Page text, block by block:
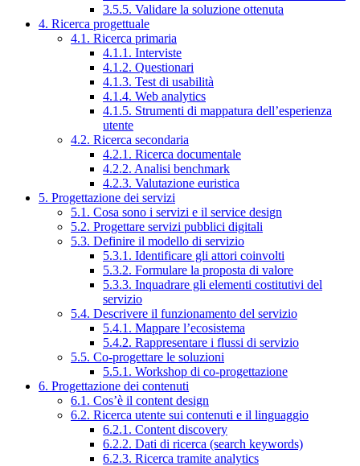
3.5.5. Validare la soluzione ottenuta
4. Ricerca progettuale
4.1. Ricerca primaria
4.1.1. Interviste
4.1.2. Questionari
4.1.3. Test di usabilità
4.1.4. Web analytics
4.1.5. Strumenti di mappatura dell’esperienza
utente
4.2. Ricerca secondaria
4.2.1. Ricerca documentale
4.2.2. Analisi benchmark
4.2.3. Valutazione euristica
5. Progettazione dei servizi
5.1. Cosa sono i servizi e il service design
5.2. Progettare servizi pubblici digitali
5.3. Definire il modello di servizio
5.3.1. Identificare gli attori coinvolti
5.3.2. Formulare la proposta di valore
5.3.3. Inquadrare gli elementi costitutivi del
servizio
5.4. Descrivere il funzionamento del servizio
5.4.1. Mappare l’ecosistema
5.4.2. Rappresentare i flussi di servizio
5.5. Co-progettare le soluzioni
5.5.1. Workshop di co-progettazione
6. Progettazione dei contenuti
6.1. Cos’è il content design
6.2. Ricerca utente sui contenuti e il linguaggio
6.2.1. Content discovery
6.2.2. Dati di ricerca (search keywords)
6.2.3. Ricerca tramite analytics